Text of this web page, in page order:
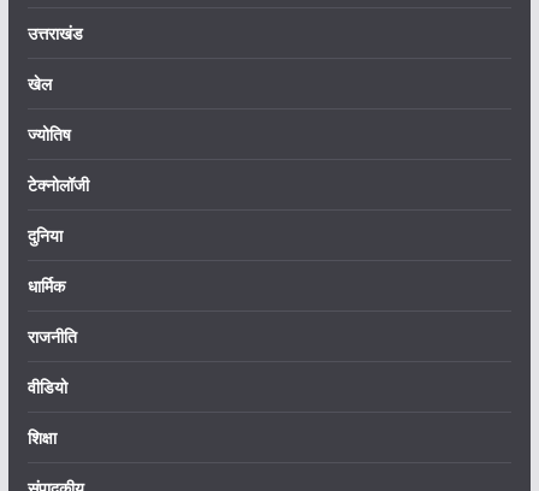
उत्तराखंड
खेल
ज्योतिष
टेक्नोलॉजी
दुनिया
धार्मिक
राजनीति
वीडियो
शिक्षा